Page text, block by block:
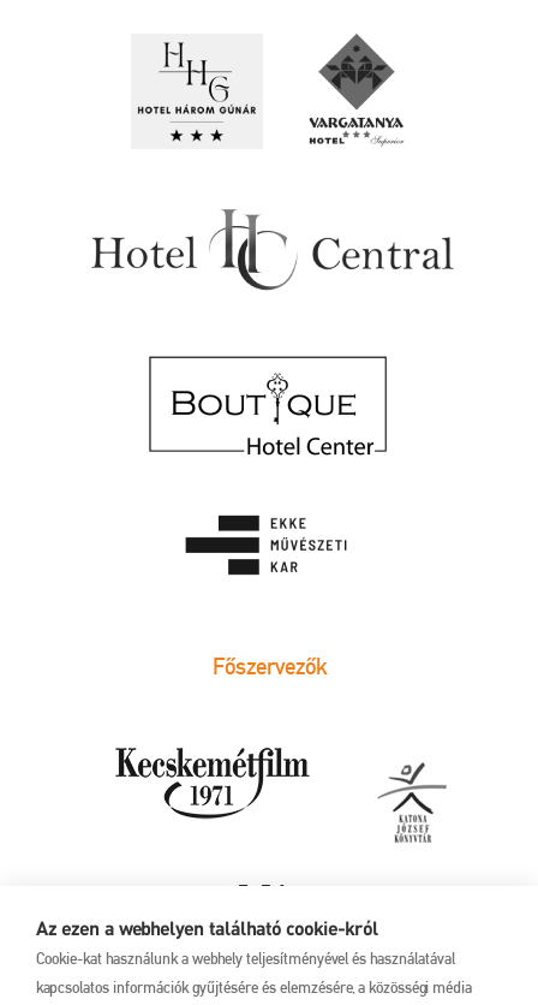
Az ezen a webhelyen található cookie-król
Cookie-kat használunk a webhely teljesítményével és használatával
kapcsolatos információk gyűjtésére és elemzésére, a közösségi média
Főszervezők